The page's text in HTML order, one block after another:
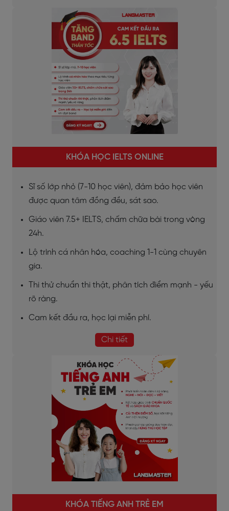
KHÓA HỌC IELTS ONLINE
Sĩ số lớp nhỏ (7-10 học viên), đảm bảo học viên
được quan tâm đồng đều, sát sao.
Giáo viên 7.5+ IELTS, chấm chữa bài trong vòng
24h.
Lộ trình cá nhân hóa, coaching 1-1 cùng chuyên
gia.
Thi thử chuẩn thi thật, phân tích điểm mạnh - yếu
rõ ràng.
Cam kết đầu ra, học lại miễn phí.
Chi tiết
KHÓA TIẾNG ANH TRẺ EM